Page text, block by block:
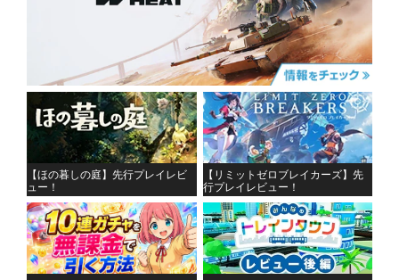
【ほの暮しの庭】先行プレイレビ
ュー！
【リミットゼロブレイカーズ】先
行プレイレビュー！